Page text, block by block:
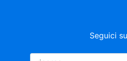
Seguici su